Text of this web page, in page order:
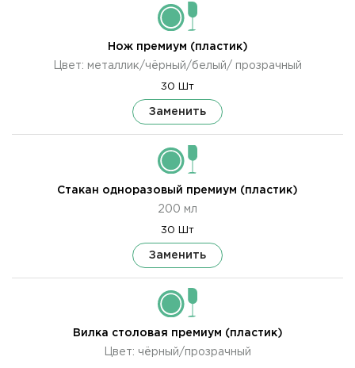
Нож премиум (пластик)
Цвет: металлик/чёрный/белый/ прозрачный
30 Шт
Заменить
Стакан одноразовый премиум (пластик)
200 мл
30 Шт
Заменить
Вилка столовая премиум (пластик)
Цвет: чёрный/прозрачный